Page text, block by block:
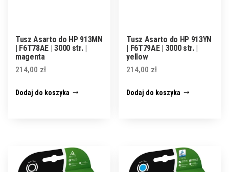
Tusz Asarto do HP 913MN
| F6T78AE | 3000 str. |
magenta
214,00 zł
Dodaj do koszyka
Tusz Asarto do HP 913YN
| F6T79AE | 3000 str. |
yellow
214,00 zł
Dodaj do koszyka